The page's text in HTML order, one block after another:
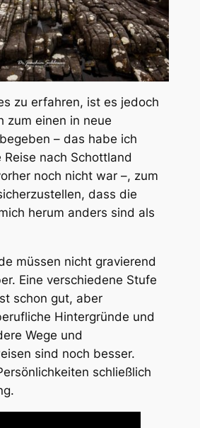
zu erfahren, ist es jedoch
zum einen in neue
– das habe ich
nach Schottland
noch nicht war –, zum
dass die
herum anders sind als
müssen nicht gravierend
Eine verschiedene Stufe
schon gut, aber
Hintergründe und
Wege und
sind noch besser.
schließlich